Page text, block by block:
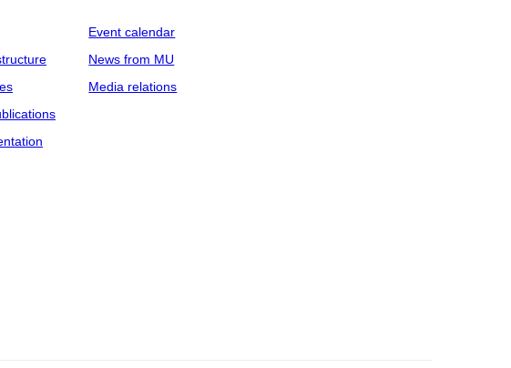
Event calendar
News from MU
Media relations